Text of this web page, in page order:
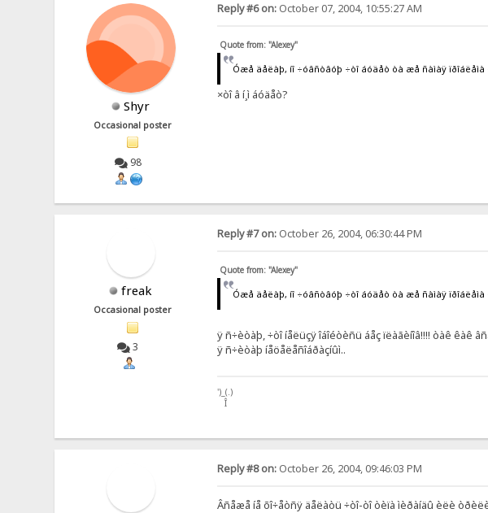
Shyr
Occasional poster
98
Reply #6 on:October 07, 2004, 10:55:27 AM
Quote from: "Alexey"
Óæå äåëàþ, íî ÷óâñòâóþ ÷òî áóäåò òà æå ñàìàÿ
×òî â í¸ì áóäåò?
freak
Occasional poster
3
Reply #7 on:October 26, 2004, 06:30:44 PM
Quote from: "Alexey"
Óæå äåëàþ, íî ÷óâñòâóþ ÷òî áóäåò òà æå ñàìàÿ
ÿ ñ÷èòàþ, ÷òî íåëüçÿ îáîéòèñü áåç ïëàãèíîâ!!!! òàê êàê
ÿ ñ÷èòàþ íåöåëåñîáðàçíûì..
')_(.)
Î
Reply #8 on:October 26, 2004, 09:46:03 PM
Âñåæå íå õî÷åòñÿ äåëàòü ÷òî-òî òèïà ìèðàíäû èëè